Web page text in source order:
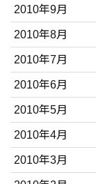
2010年9月
2010年8月
2010年7月
2010年6月
2010年5月
2010年4月
2010年3月